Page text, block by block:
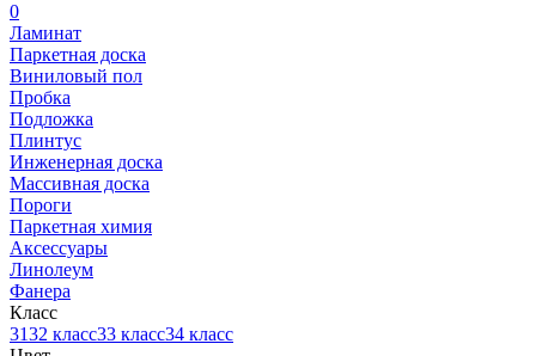
0
Ламинат
Паркетная доска
Виниловый пол
Пробка
Подложка
Плинтус
Инженерная доска
Массивная доска
Пороги
Паркетная химия
Аксессуары
Линолеум
Фанера
Класс
3132 класс33 класс34 класс